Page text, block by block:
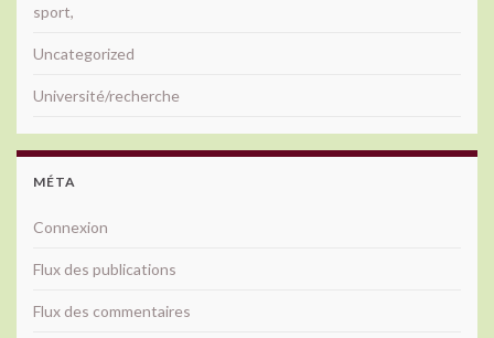
sport,
Uncategorized
Université/recherche
MÉTA
Connexion
Flux des publications
Flux des commentaires